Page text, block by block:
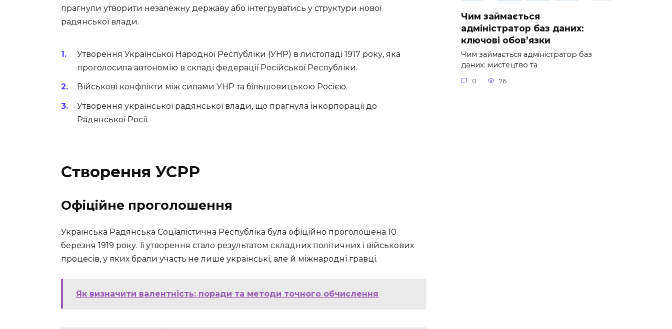
прагнули утворити незалежну державу або інтегруватись у структури нової
радянської влади.
Утворення Української Народної Республіки (УНР) в листопаді 1917 року, яка
проголосила автономію в складі федерації Російської Республіки.
Військові конфлікти між силами УНР та більшовицькою Росією.
Утворення української радянської влади, що прагнула інкорпорації до
Радянської Росії.
Створення УСРР
Офіційне проголошення
Українська Радянська Соціалістична Республіка була офіційно проголошена 10
березня 1919 року. Її утворення стало результатом складних політичних і військових
процесів, у яких брали участь не лише українські, але й міжнародні гравці.
Як визначити валентність: поради та методи точного обчислення
Чим займається
адміністратор баз даних:
ключові обов’язки
Чим займається адміністратор баз
даних: мистецтво та
0 76